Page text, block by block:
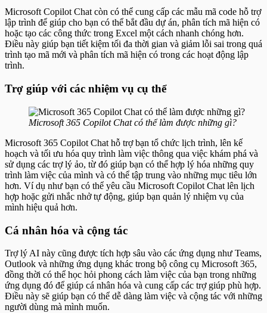
Microsoft Copilot Chat còn có thể cung cấp các mẫu mã code hỗ trợ
lập trình để giúp cho bạn có thể bắt đầu dự án, phân tích mã hiện có
hoặc tạo các công thức trong Excel một cách nhanh chóng hơn.
Điều này giúp bạn tiết kiệm tối đa thời gian và giảm lỗi sai trong quá
trình tạo mã mới và phân tích mã hiện có trong các hoạt động lập
trình.
Trợ giúp với các nhiệm vụ cụ thể
Microsoft 365 Copilot Chat có thể làm được những gì?
Microsoft 365 Copilot Chat hỗ trợ bạn tổ chức lịch trình, lên kế
hoạch và tối ưu hóa quy trình làm việc thông qua việc khám phá và
sử dụng các trợ lý ảo, từ đó giúp bạn có thể hợp lý hóa những quy
trình làm việc của mình và có thể tập trung vào những mục tiêu lớn
hơn. Ví dụ như bạn có thể yêu cầu Microsoft Copilot Chat lên lịch
hợp hoặc gửi nhắc nhở tự động, giúp bạn quản lý nhiệm vụ của
mình hiệu quả hơn.
Cá nhân hóa và cộng tác
Trợ lý AI này cũng được tích hợp sâu vào các ứng dụng như Teams,
Outlook và những ứng dụng khác trong bộ công cụ Microsoft 365,
đồng thời có thể học hỏi phong cách làm việc của bạn trong những
ứng dụng đó để giúp cá nhân hóa và cung cấp các trợ giúp phù hợp.
Điều này sẽ giúp bạn có thể dễ dàng làm việc và cộng tác với những
người dùng mà mình muốn.